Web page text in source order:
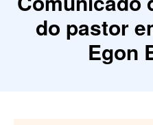
do pastor
Egon